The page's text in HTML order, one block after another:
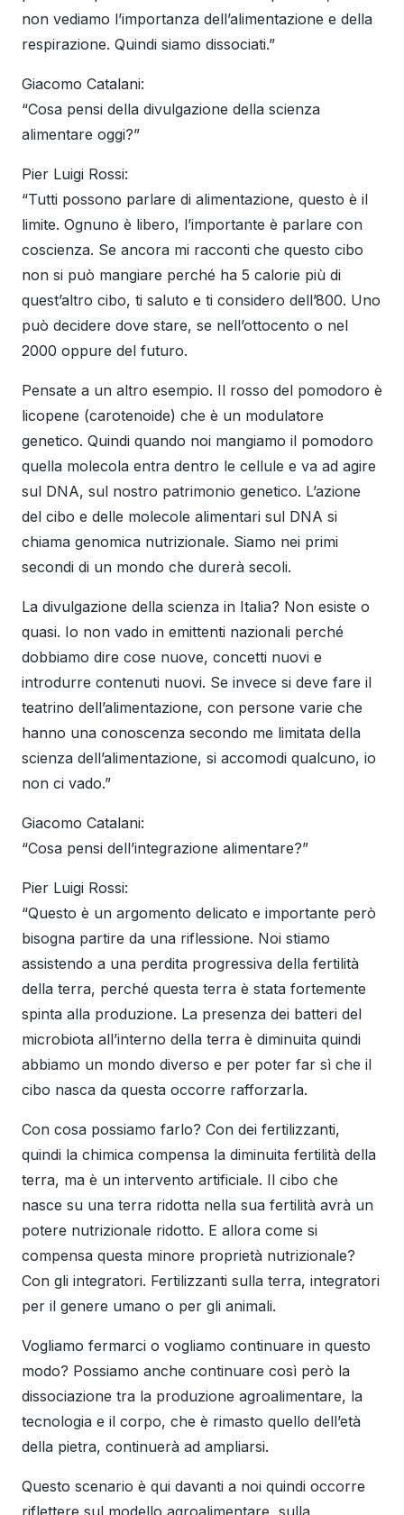
non vediamo l’importanza dell’alimentazione e della
respirazione. Quindi siamo dissociati.”
Giacomo Catalani:
“Cosa pensi della divulgazione della scienza
alimentare oggi?”
Pier Luigi Rossi:
“Tutti possono parlare di alimentazione, questo è il
limite. Ognuno è libero, l’importante è parlare con
coscienza. Se ancora mi racconti che questo cibo
non si può mangiare perché ha 5 calorie più di
quest’altro cibo, ti saluto e ti considero dell’800. Uno
può decidere dove stare, se nell’ottocento o nel
2000 oppure del futuro.
Pensate a un altro esempio. Il rosso del pomodoro è
licopene (carotenoide) che è un modulatore
genetico. Quindi quando noi mangiamo il pomodoro
quella molecola entra dentro le cellule e va ad agire
sul DNA, sul nostro patrimonio genetico. L’azione
del cibo e delle molecole alimentari sul DNA si
chiama genomica nutrizionale. Siamo nei primi
secondi di un mondo che durerà secoli.
La divulgazione della scienza in Italia? Non esiste o
quasi. Io non vado in emittenti nazionali perché
dobbiamo dire cose nuove, concetti nuovi e
introdurre contenuti nuovi. Se invece si deve fare il
teatrino dell’alimentazione, con persone varie che
hanno una conoscenza secondo me limitata della
scienza dell’alimentazione, si accomodi qualcuno, io
non ci vado.”
Giacomo Catalani:
“Cosa pensi dell’integrazione alimentare?”
Pier Luigi Rossi:
“Questo è un argomento delicato e importante però
bisogna partire da una riflessione. Noi stiamo
assistendo a una perdita progressiva della fertilità
della terra, perché questa terra è stata fortemente
spinta alla produzione. La presenza dei batteri del
microbiota all’interno della terra è diminuita quindi
abbiamo un mondo diverso e per poter far sì che il
cibo nasca da questa occorre rafforzarla.
Con cosa possiamo farlo? Con dei fertilizzanti,
quindi la chimica compensa la diminuita fertilità della
terra, ma è un intervento artificiale. Il cibo che
nasce su una terra ridotta nella sua fertilità avrà un
potere nutrizionale ridotto. E allora come si
compensa questa minore proprietà nutrizionale?
Con gli integratori. Fertilizzanti sulla terra, integratori
per il genere umano o per gli animali.
Vogliamo fermarci o vogliamo continuare in questo
modo? Possiamo anche continuare così però la
dissociazione tra la produzione agroalimentare, la
tecnologia e il corpo, che è rimasto quello dell’età
della pietra, continuerà ad ampliarsi.
Questo scenario è qui davanti a noi quindi occorre
riflettere sul modello agroalimentare, sulla